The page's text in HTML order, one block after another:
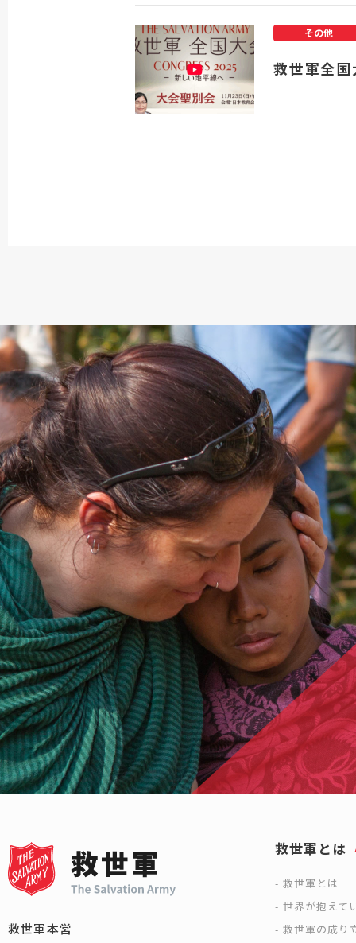
救世軍全
その他
救世軍本営
救世軍とは
救世軍とは
世界が抱えて
救世軍の成り